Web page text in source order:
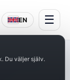
EN ☰
lokal
Du väljer själv.